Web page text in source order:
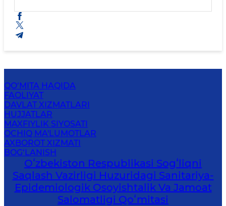
QO‘MITA HAQIDA
FAOLIYAT
DAVLAT XIZMATLARI
HUJJATLAR
MAXFIYLIK SIYOSATI
OCHIQ MA'LUMOTLAR
AXBOROT XIZMATI
BOG‘LANISH
Oʻzbekiston Respublikasi Sogʻliqni
Saqlash Vazirligi Huzuridagi Sanitariya-
Epidemiologik Osoyishtalik Va Jamoat
Salomatligi Qoʻmitasi